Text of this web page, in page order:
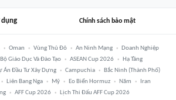
Chính sách bảo mật
Oman Vùng Thủ Đô An Ninh Mạng
Doanh Nghiệp
Bộ Giáo Dục Và Đào Tạo ASEAN Cup 2026
Hạ Tầng
Án Đầu Tư Xây Dựng Campuchia
Bắc Ninh (thành Phố)
Liên Bang Nga Mỹ Eo Biển Hormuz Năm
Iran
AFF Cup 2026 Lịch Thi Đấu AFF Cup 2026